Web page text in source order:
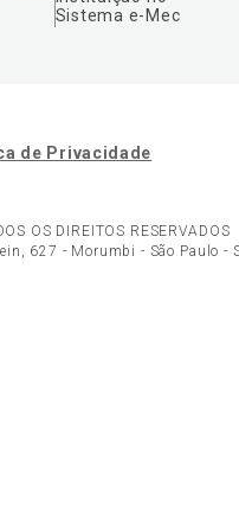
Sistema e-Mec
de Privacidade
OS DIREITOS RESERVADOS
627 - Morumbi - São Paulo -